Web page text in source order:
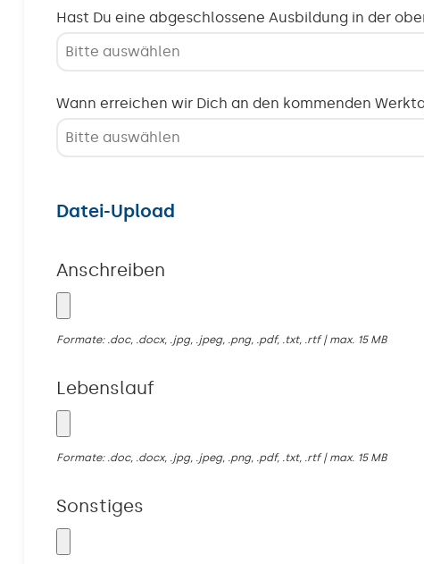
Hast Du eine abgeschlossene Ausbildung in der
Wann erreichen wir Dich an den kommenden
Datei-Upload
Anschreiben
Formate: .doc, .docx, .jpg, .jpeg, .png, .pdf, .txt, .rtf | max. 15 MB
Lebenslauf
Formate: .doc, .docx, .jpg, .jpeg, .png, .pdf, .txt, .rtf | max. 15 MB
Sonstiges